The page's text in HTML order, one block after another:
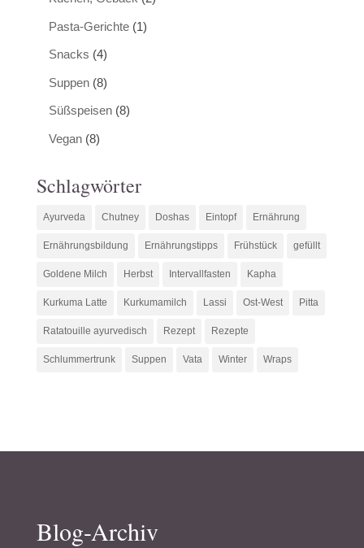
Pasta-Gerichte(1)
Snacks (4)
Suppen(8)
Süßspeisen(8)
Vegan(8)
Schlagwörter
Ayurveda Chutney Doshas Eintopf Ernährung
Ernährungsbildung Ernährungstipps Frühstück gefüllt
Goldene Milch Herbst Intervallfasten Kapha
Kurkuma Latte Kurkumamilch Lassi Ost-West Pitta
Ratatouille ayurvedisch Rezept Rezepte
Schlummertrunk Suppen Vata Winter Wraps
Blog-Archiv